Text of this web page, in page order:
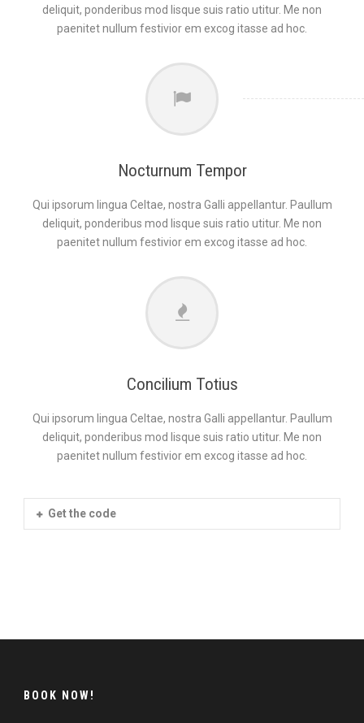
deliquit, ponderibus mod lisque suis ratio utitur. Me non
paenitet nullum festivior em excog itasse ad hoc.
Nocturnum Tempor
Qui ipsorum lingua Celtae, nostra Galli appellantur. Paullum
deliquit, ponderibus mod lisque suis ratio utitur. Me non
paenitet nullum festivior em excog itasse ad hoc.
Concilium Totius
Qui ipsorum lingua Celtae, nostra Galli appellantur. Paullum
deliquit, ponderibus mod lisque suis ratio utitur. Me non
paenitet nullum festivior em excog itasse ad hoc.
Get the code
BOOK NOW!